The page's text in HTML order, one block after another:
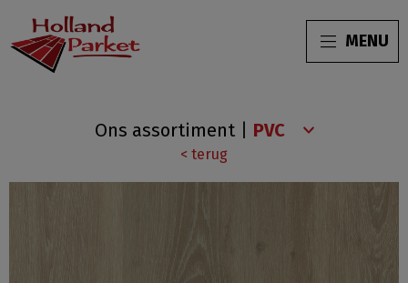
MENU
Ons assortiment
< terug